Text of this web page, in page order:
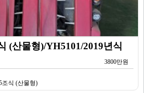
(산물형)/YH5101/2019년식
3800만원
조식 (산물형)